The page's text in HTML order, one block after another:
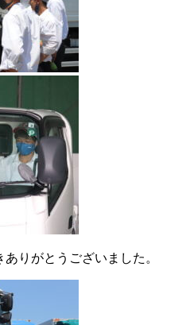
りがとうございました。